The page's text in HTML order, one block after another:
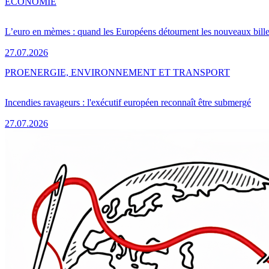
L’euro en mèmes : quand les Européens détournent les nouveaux
27.07.2026
Incendies ravageurs : l'exécutif européen reconnaît être submergé
27.07.2026
PROENERGIE, ENVIRONNEMENT ET TRANSPORT